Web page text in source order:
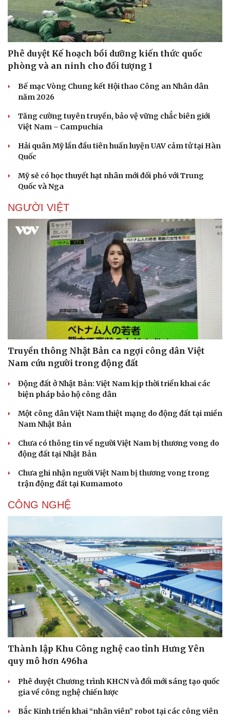
Doanh nghiệp
Thông tin doanh nghiệp
Doanh nghiệp 24h
Doanh nhân
Vì cộng đồng
Công nghệ
Sành điệu
Tin Công nghệ
Trải nghiệm
Phê duyệt Kế hoạch bồi dưỡng kiến thức quốc
phòng và an ninh cho đối tượng 1
Bế mạc Vòng Chung kết Hội thao Công an Nhân dân
năm 2026
Tăng cường tuyên truyền, bảo vệ vững chắc biên giới
Việt Nam – Campuchia
Hải quân Mỹ lần đầu tiên huấn luyện UAV cảm tử tại Hàn
Quốc
Mỹ sẽ có học thuyết hạt nhân mới đối phó với Trung
Quốc và Nga
NGƯỜI VIỆT
Truyền thông Nhật Bản ca ngợi công dân Việt
Nam cứu người trong động đất
Động đất ở Nhật Bản: Việt Nam kịp thời triển khai các
biện pháp bảo hộ công dân
Một công dân Việt Nam thiệt mạng do động đất tại miền
Nam Nhật Bản
Chưa có thông tin về người Việt Nam bị thương vong do
động đất tại Nhật Bản
Chưa ghi nhận người Việt Nam bị thương vong trong
trận động đất tại Kumamoto
CÔNG NGHỆ
Thành lập Khu Công nghệ cao tỉnh Hưng Yên
quy mô hơn 496ha
Phê duyệt Chương trình KHCN và đổi mới sáng tạo quốc
gia về công nghệ chiến lược
Bắc Kinh triển khai “nhân viên” robot tại các công viên